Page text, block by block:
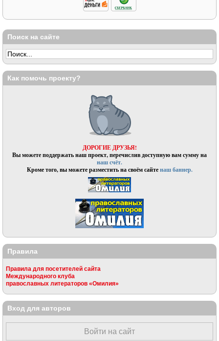
Поиск на сайте
Как помочь проекту?
ДОРОГИЕ ДРУЗЬЯ!
Вы можете поддержать наш проект, перечислив доступную вам сумму на
наш счёт.
Кроме того, вы можете разместить на своём сайтенаш баннер.
Правила
Правила для посетителей сайта
Международного клуба
православных литераторов «Омилия»
Вход для авторов
Войти на сайт